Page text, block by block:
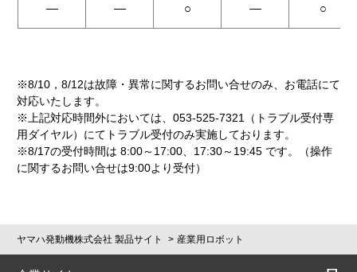
様の御利用目的に合致していること、第三
て不法行為責任、契約責任その他の責任概
念の下、本ソフトウェアの使用または本契
約の条件に関連して生じた、お客様のあら
ゆる損害（特別、付随的、間接的、派生的
損害、利益や情報の損失、事業の中断、身
体の損傷、プライバシーの喪失、その他一
らゆる損害につき、弊社および弊社の関連
― ― ○ ― ○
※8/10，8/12は故障・異常に関するお問い合せのみ、お電話にて
対応いたします。
※上記対応時間外においては、053-525-7321（トラブル受付専
用ダイヤル）にてトラブル受付のみ実施しております。
※8/17の受付時間は 8:00～17:00、17:30～19:45 です。（操作
に関するお問い合せは9:00より受付）
ヤマハ発動機株式会社 製品サイト 産業用ロボット